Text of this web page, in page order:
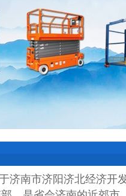
济南市济阳济北经济开